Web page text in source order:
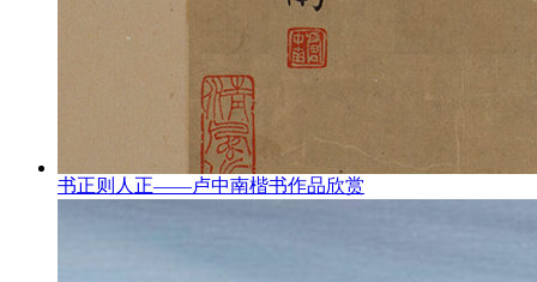
书正则人正——卢中南楷书作品欣赏